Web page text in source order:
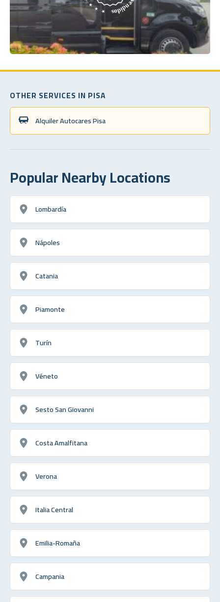
OTHER SERVICES IN PISA
Alquiler Autocares Pisa
Popular Nearby Locations
Lombardía
Nápoles
Catania
Piamonte
Turín
Véneto
Sesto San Giovanni
Costa Amalfitana
Verona
Italia Central
Emilia-Romaña
Campania